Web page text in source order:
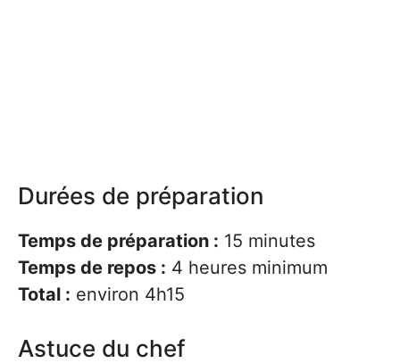
Durées de préparation
Temps de préparation : 15 minutes
Temps de repos : 4 heures minimum
Total : environ 4h15
Astuce du chef